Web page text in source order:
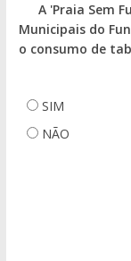
A 'Praia Sem
Municipais do
o consumo de
SIM
NÃO